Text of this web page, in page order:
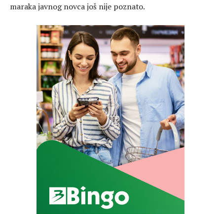
maraka javnog novca još nije poznato.